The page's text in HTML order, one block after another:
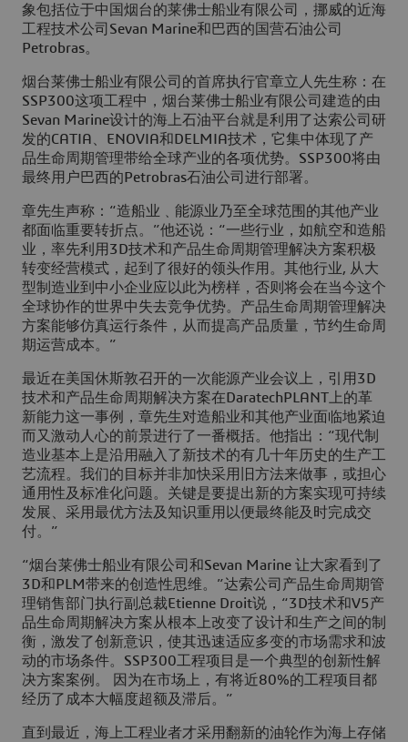
象包括位于中国烟台的莱佛士船业有限公司，挪威的近海
工程技术公司Sevan Marine和巴西的国营石油公司
Petrobras。
烟台莱佛士船业有限公司的首席执行官章立人先生称：在
SSP300这项工程中，烟台莱佛士船业有限公司建造的由
Sevan Marine设计的海上石油平台就是利用了达索公司研
发的CATIA、ENOVIA和DELMIA技术，它集中体现了产
品生命周期管理带给全球产业的各项优势。SSP300将由
最终用户巴西的Petrobras石油公司进行部署。
章先生声称：“造船业﹑能源业乃至全球范围的其他产业
都面临重要转折点。”他还说：“一些行业，如航空和造船
业，率先利用3D技术和产品生命周期管理解决方案积极
转变经营模式，起到了很好的领头作用。其他行业, 从大
型制造业到中小企业应以此为榜样，否则将会在当今这个
全球协作的世界中失去竞争优势。产品生命周期管理解决
方案能够仿真运行条件，从而提高产品质量，节约生命周
期运营成本。”
最近在美国休斯敦召开的一次能源产业会议上，引用3D
技术和产品生命周期解决方案在DaratechPLANT上的革
新能力这一事例，章先生对造船业和其他产业面临地紧迫
而又激动人心的前景进行了一番概括。他指出：“现代制
造业基本上是沿用融入了新技术的有几十年历史的生产工
艺流程。我们的目标并非加快采用旧方法来做事，或担心
通用性及标准化问题。关键是要提出新的方案实现可持续
发展、采用最优方法及知识重用以便最终能及时完成交
付。”
“烟台莱佛士船业有限公司和Sevan Marine 让大家看到了
3D和PLM带来的创造性思维。”达索公司产品生命周期管
理销售部门执行副总裁Etienne Droit说，“3D技术和V5产
品生命周期解决方案从根本上改变了设计和生产之间的制
衡，激发了创新意识，使其迅速适应多变的市场需求和波
动的市场条件。SSP300工程项目是一个典型的创新性解
决方案案例。 因为在市场上，有将近80%的工程项目都
经历了成本大幅度超额及滞后。”
直到最近，海上工程业者才采用翻新的油轮作为海上存储